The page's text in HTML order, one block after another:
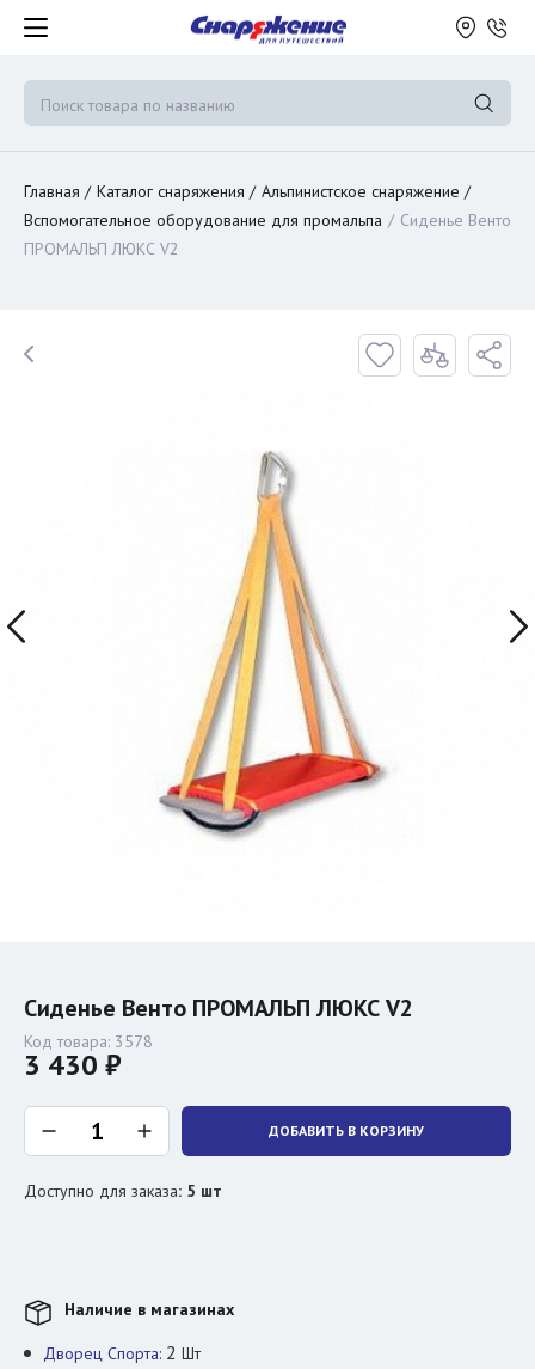
Главная Каталог снаряжения
Альпинистское снаряжение
Вспомогательное оборудование для промальпа
Сиденье Венто
ПРОМАЛЬП ЛЮКС V2
Сиденье Венто ПРОМАЛЬП ЛЮКС V2
Код товара: 3578
3 430 ₽
ДОБАВИТЬ В КОРЗИНУ
Доступно для заказа: 5 шт
Наличие в магазинах
Дворец Спорта: 2 Шт